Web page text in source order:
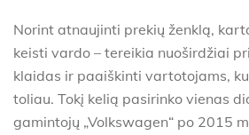
Norint atnaujinti prekių ženklą,
keisti vardo – tereikia nuoširdžiai
klaidas ir paaiškinti vartotojams,
toliau. Tokį kelią pasirinko vienas
gamintojų „Volkswagen“ po 2015